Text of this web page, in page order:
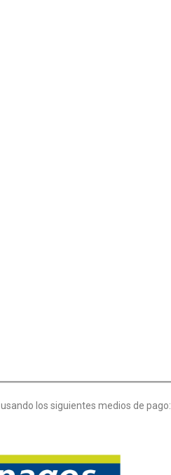
usando los siguientes medios de pago: